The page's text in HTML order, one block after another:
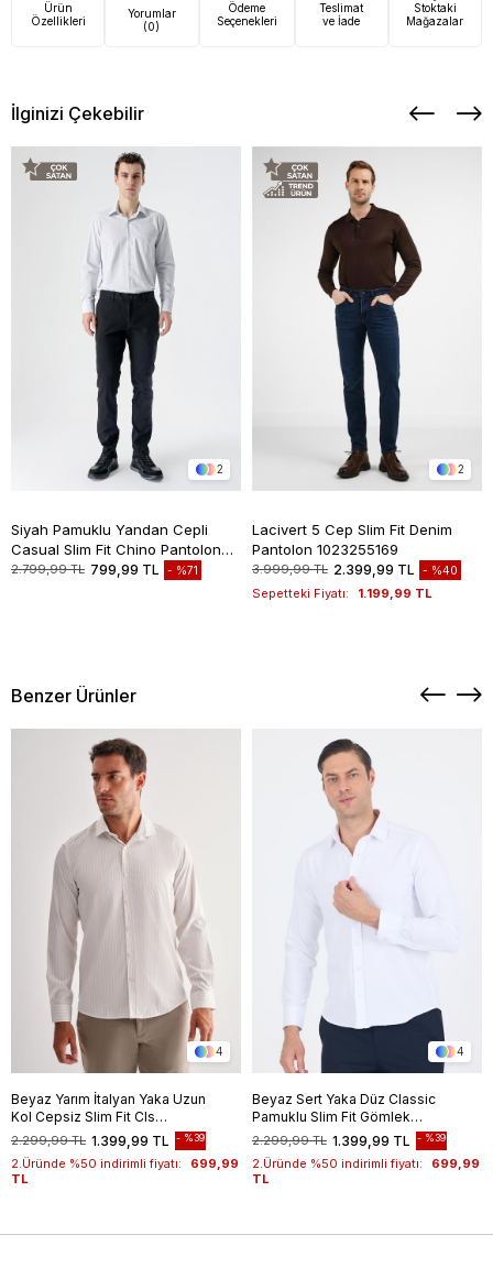
Ürün
Özellikleri
Yorumlar
(0)
Ödeme
Seçenekleri
Teslimat
ve İade
Stoktaki
Mağazalar
İlginizi Çekebilir
2
Siyah Pamuklu Yandan Cepli
Casual Slim Fit Chino Pantolon
1003235117
2.799,99 TL 799,99 TL %71
2
Lacivert 5 Cep Slim Fit Denim
Pantolon 1023255169
3.999,99 TL 2.399,99 TL %40
Sepetteki Fiyatı: 1.199,99 TL
Benzer Ürünler
4
Beyaz Yarım İtalyan Yaka Uzun
Kol Cepsiz Slim Fit Cls
Gömlek 1004255174
1.399,99 TL
2.299,99 TL %39
2.Üründe %50 indirimli fiyatı:
699,99
TL
4
Beyaz Sert Yaka Düz Classic
Pamuklu Slim Fit Gömlek
1004250214 1.399,99 TL
2.299,99 TL %39
2.Üründe %50 indirimli fiyatı:
699,99
TL